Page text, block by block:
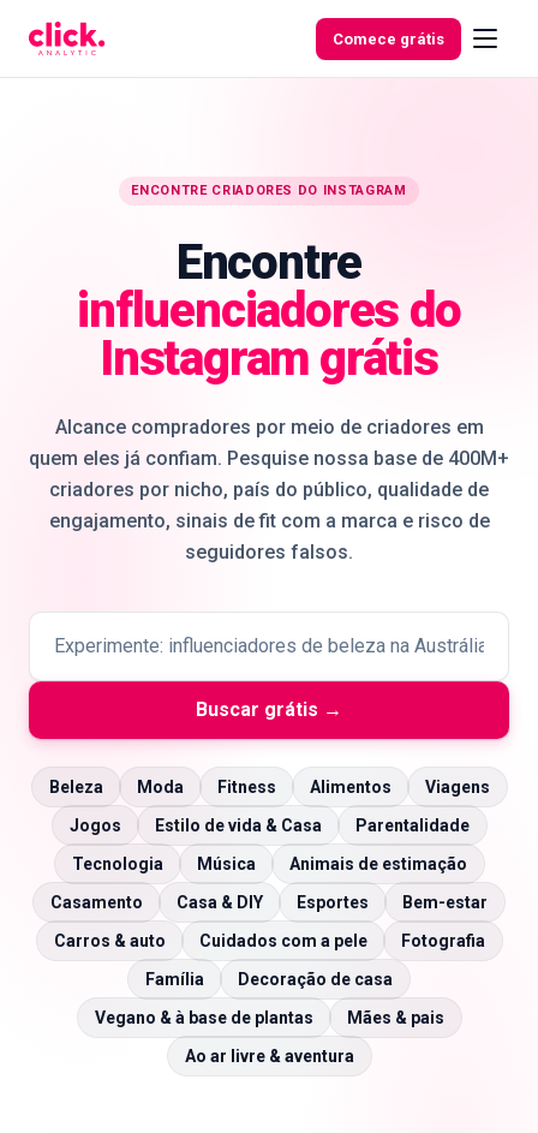
Comece grátis
Funcionalidades
gratuitas
🇵🇹PT
ENCONTRE CRIADORES DO INSTAGRAM
Encontre
influenciadores do
Instagram grátis
Alcance compradores por meio de criadores em
quem eles já confiam. Pesquise nossa base de 400M+
criadores por nicho, país do público, qualidade de
engajamento, sinais de fit com a marca e risco de
seguidores falsos.
Buscar grátis →
Beleza Moda Fitness Alimentos
Viagens
Jogos
Estilo de vida & Casa
Parentalidade
Tecnologia
Música
Animais de estimação
Casamento
Casa & DIY Esportes
Bem-estar
Carros & auto
Cuidados com a pele
Fotografia
Família
Decoração de casa
Vegano & à base de plantas
Mães & pais
Ao ar livre & aventura